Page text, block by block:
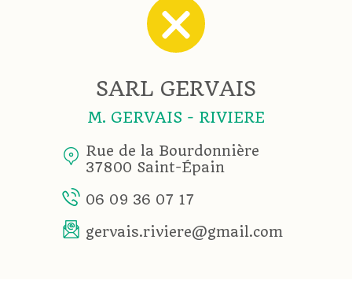
SARL GERVAIS
M. GERVAIS - RIVIERE
Rue de la Bourdonnière
37800 Saint-Épain
06 09 36 07 17
gervais.riviere@gmail.com